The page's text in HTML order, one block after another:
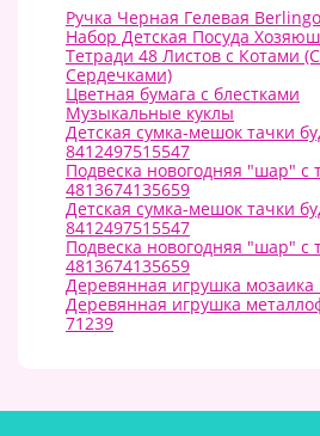
Ручка Черная Гелевая Berlingo
Набор Детская Посуда
Тетради 48 Листов с Котами
Сердечками)
Цветная бумага с блестками
Музыкальные куклы
Детская сумка-мешок тачки
8412497515547
Подвеска новогодняя "шар" с
4813674135659
Детская сумка-мешок тачки
8412497515547
Подвеска новогодняя "шар" с
4813674135659
Деревянная игрушка
Деревянная игрушка
71239